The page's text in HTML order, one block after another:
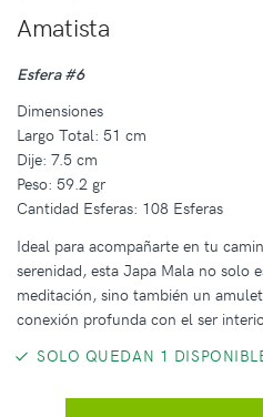
Amatista
Esfera #6
Dimensiones
Largo Total: 51 cm
Dije: 7.5 cm
Peso: 59.2 gr
Cantidad Esferas: 108 Esferas
Ideal para acompañarte en tu
serenidad, esta Japa Mala no solo
meditación, sino también un
conexión profunda con el ser
SOLO QUEDAN 1